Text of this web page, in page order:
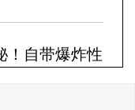
！自带爆炸性